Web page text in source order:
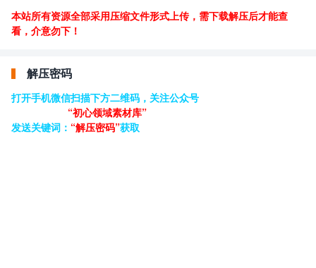
本站所有资源全部采用压缩文件形式上传，需下载解压后才能查
看，介意勿下！
解压密码
打开手机微信扫描下方二维码，关注公众号
“初心领域素材库”
发送关键词： “解压密码”获取